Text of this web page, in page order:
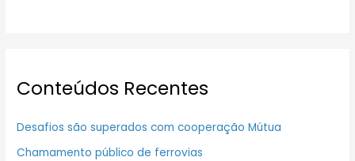
Conteúdos Recentes
Desafios são superados com cooperação Mútua
Chamamento público de ferrovias